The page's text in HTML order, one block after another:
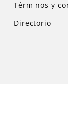
Términos y
Directorio